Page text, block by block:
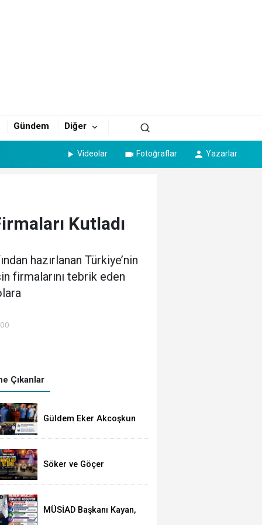
Gündem Diğer
Videolar Fotoğraflar Yazarlar
Kutladı
hazırlanan Türkiye’nin
firmalarını tebrik eden
Çıkanlar
Güldem Eker Akcoşkun
Toprağa Verildi
Söker ve Göçer
Hamza Alp ile Ebru
MÜSİAD Başkanı Kayan,